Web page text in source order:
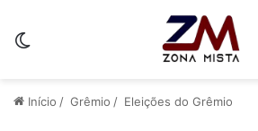
Início / Grêmio / Eleições do Grêmio